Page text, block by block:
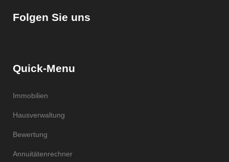
Folgen Sie uns
Quick-Menu
Immobilien
Hausverwaltung
Bewertung
Annuitätenrechner